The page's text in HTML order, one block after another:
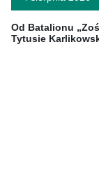
Od Batalionu
Tytusie